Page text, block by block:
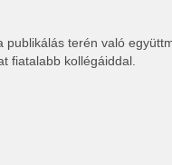
terén való
fiatalabb kollégáiddal.